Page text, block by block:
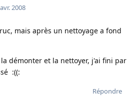
2008
mais après un nettoyage a fond
démonter et la nettoyer, j'ai fini par
:((:
Répondre